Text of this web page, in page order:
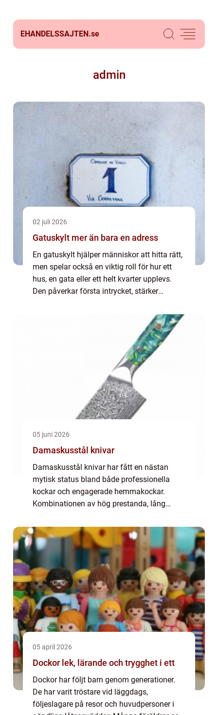
EHANDELSSAJTEN.se
admin
02 juli 2026
Gatuskylt mer än bara en adress
En gatuskylt hjälper människor att hitta rätt,
men spelar också en viktig roll för hur ett
hus, en gata eller ett helt kvarter upplevs.
Den påverkar första intrycket, stärker
05 juni 2026
Damaskusstål knivar
Damaskusstål knivar har fått en nästan
mytisk status bland både professionella
kockar och engagerade hemmakockar.
Kombinationen av hög prestanda, lång
vågmönster gör dessa knivar till mer än bara
ett redskap i köket...
05 april 2026
Dockor lek, lärande och trygghet i ett
Dockor har följt barn genom generationer.
De har varit tröstare vid läggdags,
följeslagare på resor och huvudpersoner i